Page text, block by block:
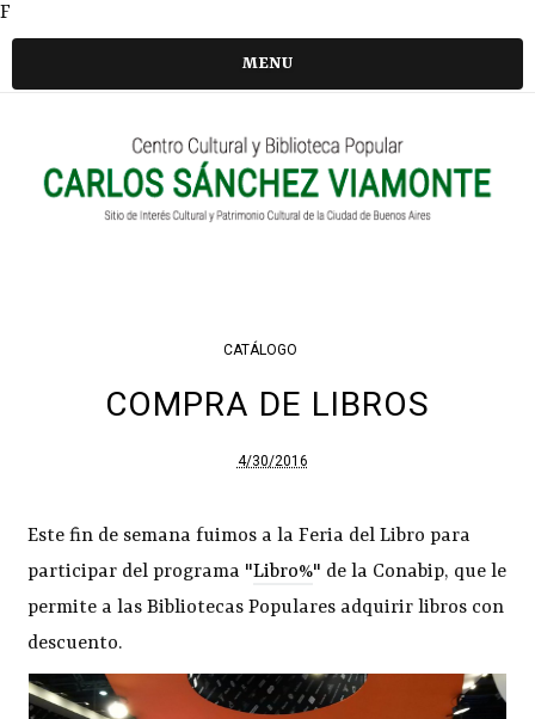
F
MENU
CATÁLOGO
COMPRA DE LIBROS
4/30/2016
Este fin de semana fuimos a la Feria del Libro para
participar del programa "Libro%" de la Conabip, que le
permite a las Bibliotecas Populares adquirir libros con
descuento.